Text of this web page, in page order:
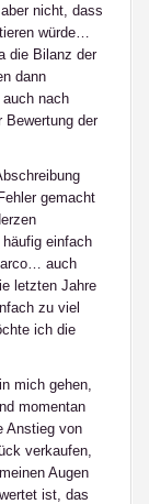
nicht, dass
würde…
die Bilanz der
dann
nach
Bewertung der
gemacht
einfach
auch
letzten Jahre
zu viel
ich die
mich gehen,
momentan
Anstieg von
verkaufen,
Augen
ist, das